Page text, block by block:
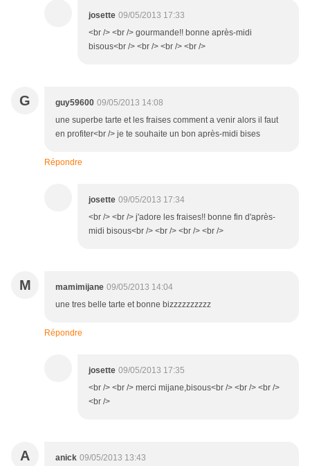
josette 09/05/2013 17:33
<br /> <br /> gourmande!! bonne après-midi
bisous<br /> <br /> <br /> <br />
G guy59600 09/05/2013 14:08
une superbe tarte et les fraises comment a venir alors il faut
en profiter<br /> je te souhaite un bon après-midi bises
Répondre
josette 09/05/2013 17:34
<br /> <br /> j'adore les fraises!! bonne fin d'après-
midi bisous<br /> <br /> <br /> <br />
M mamimijane 09/05/2013 14:04
une tres belle tarte et bonne bizzzzzzzzzz
Répondre
josette 09/05/2013 17:35
<br /> <br /> merci mijane,bisous<br /> <br /> <br />
<br />
A anick 09/05/2013 13:43